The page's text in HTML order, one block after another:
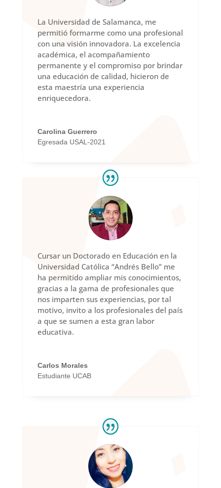
La Universidad de Salamanca, me
permitió formarme como una profesional
con una visión innovadora. La excelencia
académica, el acompañamiento
permanente y el compromiso por brindar
una educación de calidad, hicieron de
esta maestría una experiencia
enriquecedora.
Carolina Guerrero
Egresada USAL-2021
Cursar un Doctorado en Educación en la
Universidad Católica “Andrés Bello” me
ha permitido ampliar mis conocimientos,
gracias a la gama de profesionales que
nos imparten sus experiencias, por tal
motivo, invito a los profesionales del país
a que se sumen a esta gran labor
educativa.
Carlos Morales
Estudiante UCAB